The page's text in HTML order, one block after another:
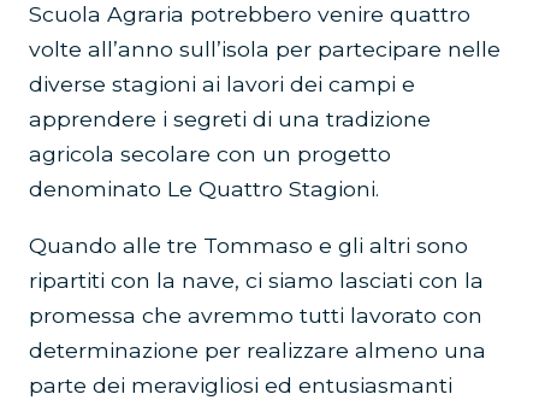
Scuola Agraria potrebbero venire quattro
volte all’anno sull’isola per partecipare nelle
diverse stagioni ai lavori dei campi e
apprendere i segreti di una tradizione
agricola secolare con un progetto
denominato Le Quattro Stagioni.
Quando alle tre Tommaso e gli altri sono
ripartiti con la nave, ci siamo lasciati con la
promessa che avremmo tutti lavorato con
determinazione per realizzare almeno una
parte dei meravigliosi ed entusiasmanti